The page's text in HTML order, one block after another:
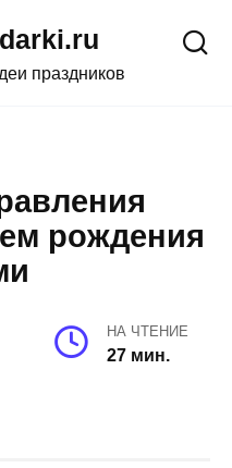
праздников
рождения
НА ЧТЕНИЕ
27 мин.